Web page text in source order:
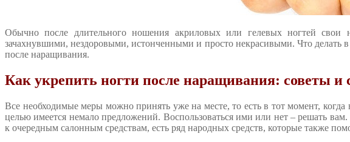
Обычно после длительного ношения акриловых или гелевых ногтей свои
зачахнувшими, нездоровыми, истонченными и просто некрасивыми. Что делать в
после наращивания.
Как укрепить ногти после наращивания: советы и
Все необходимые меры можно принять уже на месте, то есть в тот момент,
целью имеется немало предложений. Воспользоваться ими или нет – решать
к очередным салонным средствам, есть ряд народных средств, которые также